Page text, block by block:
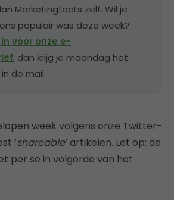
Marketingfacts zelf. Wil je
populair was deze week?
voor onze e-
, dan krijg je maandag het
de mail.
week volgens onze Twitter-
‘shareable‘ artikelen. Let op: de
per se in volgorde van het